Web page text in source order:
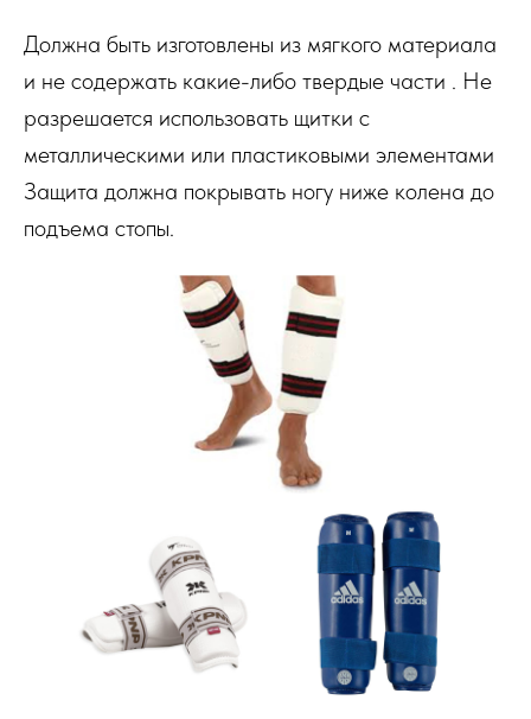
Должна быть изготовлены из мягкого материала
и не содержать какие-либо твердые части . Не
разрешается использовать щитки с
металлическими или пластиковыми элементами
Защита должна покрывать ногу ниже колена до
подъема стопы.